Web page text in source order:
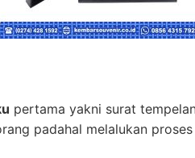
pertama yakni surat
padahal melalukan